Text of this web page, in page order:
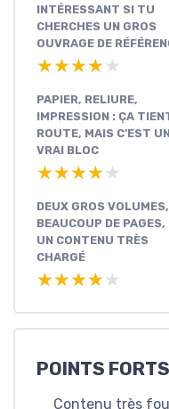
INTÉRESSANT SI TU
CHERCHES UN GROS
OUVRAGE DE
★★★★★
★★★★★
PAPIER, RELIURE,
IMPRESSION : ÇA
ROUTE, MAIS C’EST
VRAI BLOC
★★★★★
★★★★★
DEUX GROS VOLUMES,
BEAUCOUP DE PAGES,
UN CONTENU TRÈS
CHARGÉ
★★★★★
★★★★★
POINTS FORTS
Contenu très